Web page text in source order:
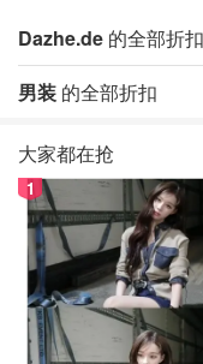
Dazhe.de 的全部折扣
男装 的全部折扣
大家都在抢
1